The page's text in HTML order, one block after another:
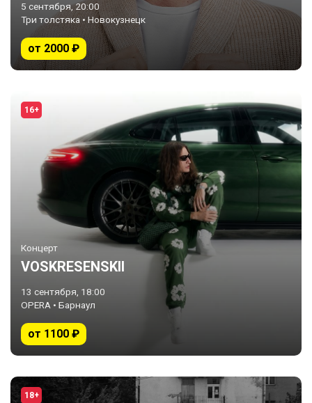
5 сентября, 20:00
Три толстяка • Новокузнецк
от 2000 ₽
16+
Концерт
VOSKRESENSKII
13 сентября, 18:00
OPERA • Барнаул
от 1100 ₽
18+